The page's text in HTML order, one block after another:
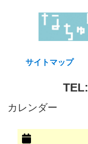
サイトマップ
カレンダー